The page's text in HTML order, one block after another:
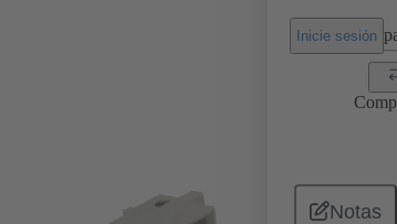
Inicie sesión
Notas